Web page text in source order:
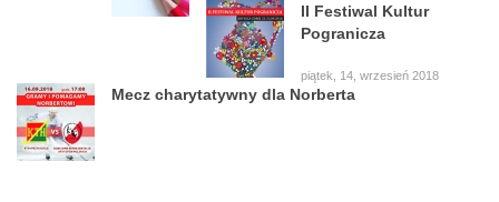
czwartek, 20, wrzesień 2018
II Festiwal Kultur
piątek, 14, wrzesień 2018